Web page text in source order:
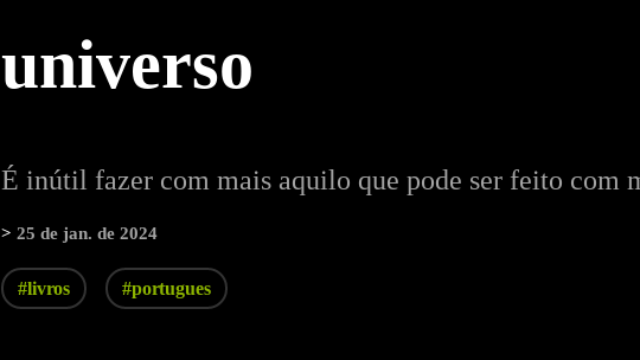
universo
É inútil fazer com mais aquilo que pode ser feito com
>25 de jan. de 2024
#livros #portugues